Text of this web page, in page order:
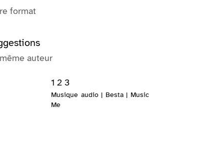
format
auteur
1 2 3
Musique audio | Besta | Music
Me